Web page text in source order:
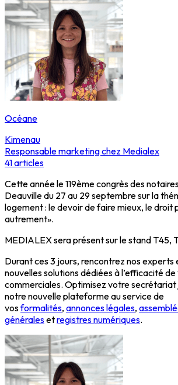
Océane
Kimenau
Responsable marketing chez Medialex
41articles
Cette année le 119ème congrès des
Deauville du 27 au 29 septembre sur la
logement : le devoir de faire mieux, le droit
autrement».
MEDIALEX sera présent sur le stand T45,
Durant ces 3 jours, rencontrez nos experts
nouvelles solutions dédiées à l’efficacité
commerciales. Optimisez votre
notre nouvelle plateforme au service de
vosformalités, annonces légales,
généralesetregistres numériques.